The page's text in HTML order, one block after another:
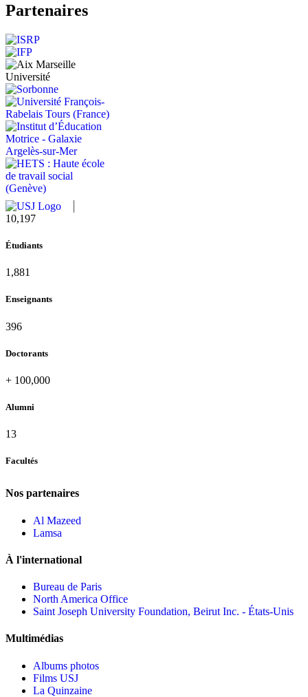
Partenaires
11,433
Étudiants
2,109
Enseignants
437
Doctorants
+ 100,000
Alumni
13
Facultés
Nos partenaires
Al Mazeed
Lamsa
À l'international
Bureau de Paris
North America Office
Saint Joseph University Foundation, Beirut Inc. - États-Unis
Multimédias
Albums photos
Films USJ
La Quinzaine